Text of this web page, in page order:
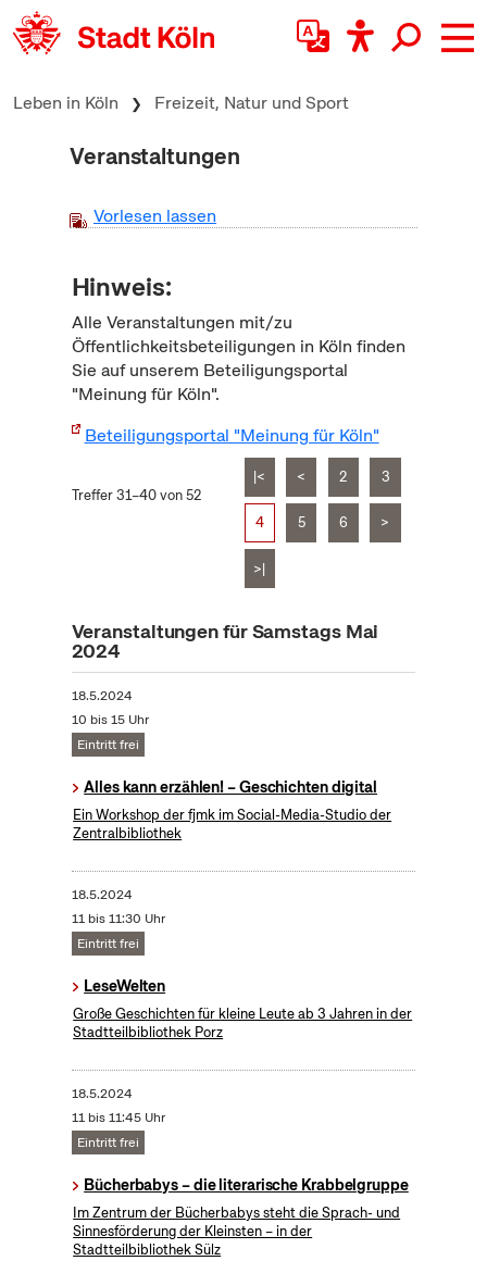
zum Inhalt springen
Leben in Köln Freizeit, Natur und Sport
Veranstaltungen
Vorlesen lassen
Hinweis:
Alle Veranstaltungen mit/zu
Öffentlichkeitsbeteiligungen in Köln finden
Sie auf unserem Beteiligungsportal
"Meinung für Köln".
Beteiligungsportal "Meinung für Köln"
Treffer 31–40 von 52
|< < 2 3
4 5 6 >
>|
Veranstaltungen für Samstags Mai
2024
18.5.2024
10 bis 15 Uhr
Eintritt frei
Alles kann erzählen! – Geschichten digital
Ein Workshop der fjmk im Social-Media-Studio der
Zentralbibliothek
18.5.2024
11 bis 11:30 Uhr
Eintritt frei
LeseWelten
Große Geschichten für kleine Leute ab 3 Jahren in der
Stadtteilbibliothek Porz
18.5.2024
11 bis 11:45 Uhr
Eintritt frei
Bücherbabys – die literarische Krabbelgruppe
Im Zentrum der Bücherbabys steht die Sprach- und
Sinnesförderung der Kleinsten – in der
Stadtteilbibliothek Sülz